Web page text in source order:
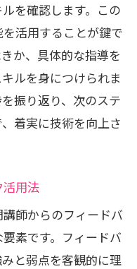
を確認します。この
活用することが鍵で
か、具体的な指導を
ルを身につけられま
振り返り、次のステ
着実に技術を向上さ
用法
師からのフィードバ
素です。フィードバ
と弱点を客観的に理